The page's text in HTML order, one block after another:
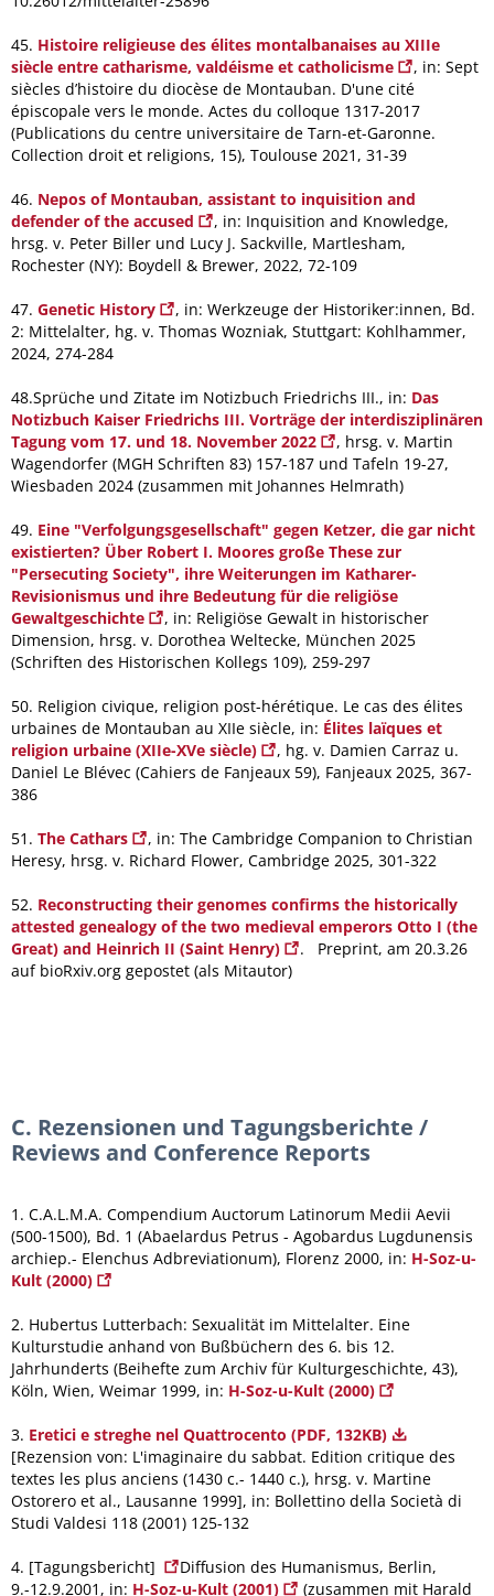
45. Histoire religieuse des élites montalbanaises au XIIIe
siècle entre catharisme, valdéisme et catholicisme
, in: Sept
siècles d’histoire du diocèse de Montauban. D'une cité
épiscopale vers le monde. Actes du colloque 1317-2017
(Publications du centre universitaire de Tarn-et-Garonne.
Collection droit et religions, 15), Toulouse 2021, 31-39
46. Nepos of Montauban, assistant to inquisition and
defender of the accused
, in: Inquisition and Knowledge,
hrsg. v. Peter Biller und Lucy J. Sackville, Martlesham,
Rochester (NY): Boydell & Brewer, 2022, 72-109
47. Genetic History
, in: Werkzeuge der Historiker:innen, Bd.
2: Mittelalter, hg. v. Thomas Wozniak, Stuttgart: Kohlhammer,
2024, 274-284
48.Sprüche und Zitate im Notizbuch Friedrichs III., in: Das
Notizbuch Kaiser Friedrichs III. Vorträge der interdisziplinären
Tagung vom 17. und 18. November 2022
, hrsg. v. Martin
Wagendorfer (MGH Schriften 83) 157-187 und Tafeln 19-27,
Wiesbaden 2024 (zusammen mit Johannes Helmrath)
49. Eine "Verfolgungsgesellschaft" gegen Ketzer, die gar nicht
existierten? Über Robert I. Moores große These zur
"Persecuting Society", ihre Weiterungen im Katharer-
Revisionismus und ihre Bedeutung für die religiöse
Gewaltgeschichte
, in: Religiöse Gewalt in historischer
Dimension, hrsg. v. Dorothea Weltecke, München 2025
(Schriften des Historischen Kollegs 109), 259-297
50. Religion civique, religion post-hérétique. Le cas des élites
urbaines de Montauban au XIIe siècle, in: Élites laïques et
religion urbaine (XIIe-XVe siècle)
, hg. v. Damien Carraz u.
Daniel Le Blévec (Cahiers de Fanjeaux 59), Fanjeaux 2025, 367-
386
51. The Cathars
, in: The Cambridge Companion to Christian
Heresy, hrsg. v. Richard Flower, Cambridge 2025, 301-322
52. Reconstructing their genomes confirms the historically
attested genealogy of the two medieval emperors Otto I (the
Great) and Heinrich II (Saint Henry)
. Preprint, am 20.3.26
auf bioRxiv.org gepostet (als Mitautor)
C. Rezensionen und Tagungsberichte /
Reviews and Conference Reports
1. C.A.L.M.A. Compendium Auctorum Latinorum Medii Aevii
(500-1500), Bd. 1 (Abaelardus Petrus - Agobardus Lugdunensis
archiep.- Elenchus Adbreviationum), Florenz 2000, in: H-Soz-u-
Kult (2000)
2. Hubertus Lutterbach: Sexualität im Mittelalter. Eine
Kulturstudie anhand von Bußbüchern des 6. bis 12.
Jahrhunderts (Beihefte zum Archiv für Kulturgeschichte, 43),
Köln, Wien, Weimar 1999, in: H-Soz-u-Kult (2000)
3. Eretici e streghe nel Quattrocento (PDF, 132KB)
[Rezension von: L'imaginaire du sabbat. Edition critique des
textes les plus anciens (1430 c.- 1440 c.), hrsg. v. Martine
Ostorero et al., Lausanne 1999], in: Bollettino della Società di
Studi Valdesi 118 (2001) 125-132
4. [Tagungsbericht]
Diffusion des Humanismus, Berlin,
9.-12.9.2001, in: H-Soz-u-Kult (2001) (zusammen mit Harald